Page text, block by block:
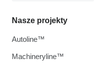
Nasze projekty
Autoline™
Machineryline™